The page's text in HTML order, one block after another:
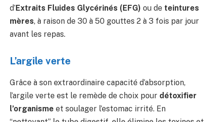
d’Extraits Fluides Glycérinés (EFG) ou de teintures
mères, à raison de 30 à 50 gouttes 2 à 3 fois par jour
avant les repas.
L’argile verte
Grâce à son extraordinaire capacité d’absorption,
l’argile verte est le remède de choix pour détoxifier
l’organisme et soulager l’estomac irrité. En